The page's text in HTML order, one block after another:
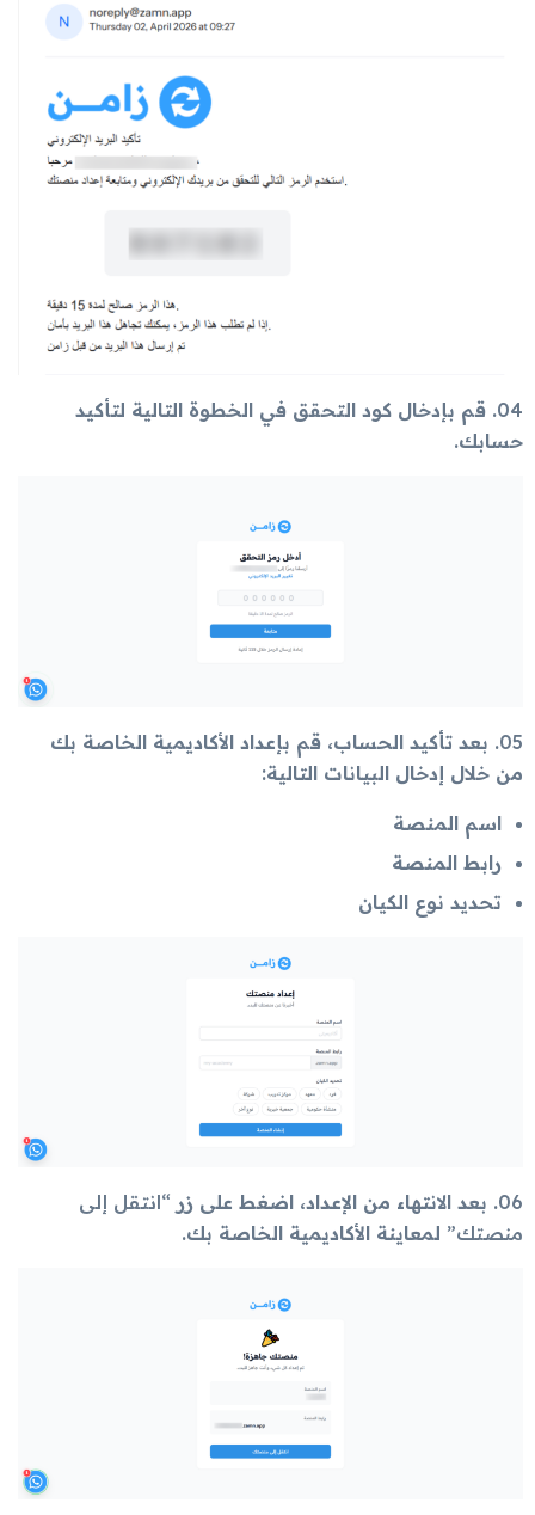
04. قم بإدخال كود التحقق في الخطوة التالية لتأكيد
حسابك.
05. بعد تأكيد الحساب، قم بإعداد الأكاديمية الخاصة بك
من خلال إدخال البيانات التالية:
اسم المنصة
رابط المنصة
تحديد نوع الكيان
06. بعد الانتهاء من الإعداد، اضغط على زر “انتقل إلى
منصتك” لمعاينة الأكاديمية الخاصة بك.